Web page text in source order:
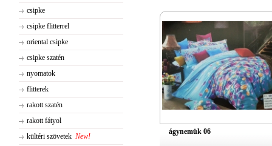
csipke
csipke flitterrel
oriental csipke
csipke szatén
nyomatok
flitterek
rakott szatén
rakott fátyol
kültéri szövetek New!
ágynemük 06